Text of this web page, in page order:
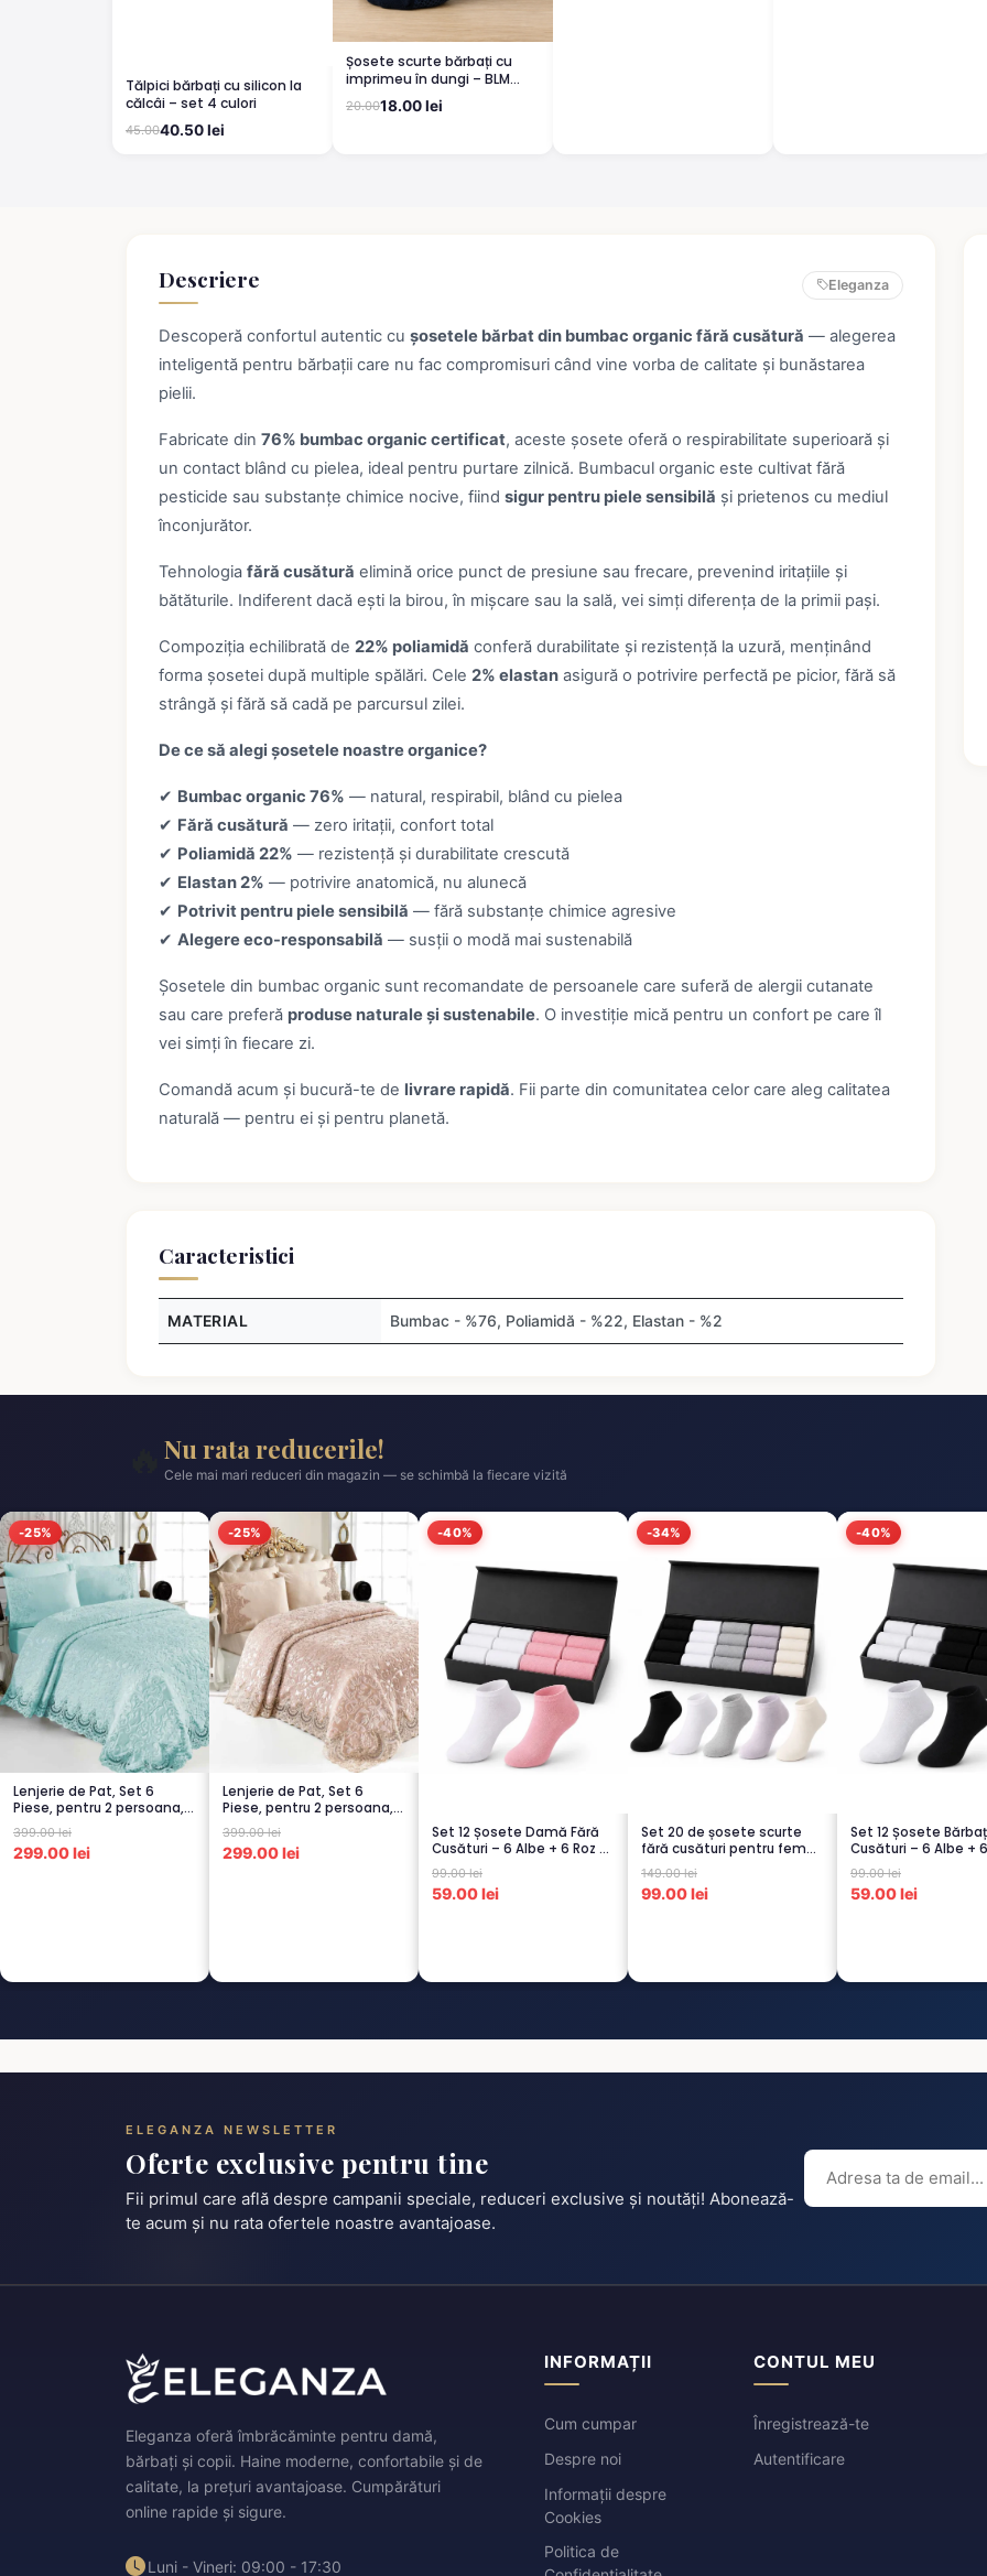
Tălpici bărbați cu silicon la
călcâi – set 4 culori
45.0040.50 lei
Șosete scurte bărbați cu
imprimeu în dungi – BLM
dungi ALBST
20.0018.00 lei
Descriere Eleganza
Descoperă confortul autentic cu șosetele bărbat din bumbac organic fără cusătură — alegerea
inteligentă pentru bărbații care nu fac compromisuri când vine vorba de calitate și bunăstarea
pielii.
Fabricate din 76% bumbac organic certificat, aceste șosete oferă o respirabilitate superioară și
un contact blând cu pielea, ideal pentru purtare zilnică. Bumbacul organic este cultivat fără
pesticide sau substanțe chimice nocive, fiind sigur pentru piele sensibilă și prietenos cu mediul
înconjurător.
Tehnologia fără cusătură elimină orice punct de presiune sau frecare, prevenind iritațiile și
bătăturile. Indiferent dacă ești la birou, în mișcare sau la sală, vei simți diferența de la primii pași.
Compoziția echilibrată de 22% poliamidă conferă durabilitate și rezistență la uzură, menținând
forma șosetei după multiple spălări. Cele 2% elastanasigură o potrivire perfectă pe picior, fără să
strângă și fără să cadă pe parcursul zilei.
De ce să alegi șosetele noastre organice?
✔ Bumbac organic 76% — natural, respirabil, blând cu pielea
✔ Fără cusătură — zero iritații, confort total
✔ Poliamidă 22% — rezistență și durabilitate crescută
✔ Elastan 2% — potrivire anatomică, nu alunecă
✔ Potrivit pentru piele sensibilă — fără substanțe chimice agresive
✔ Alegere eco-responsabilă — susții o modă mai sustenabilă
Șosetele din bumbac organic sunt recomandate de persoanele care suferă de alergii cutanate
sau care preferă produse naturale și sustenabile. O investiție mică pentru un confort pe care îl
vei simți în fiecare zi.
Comandă acum și bucură-te de livrare rapidă. Fii parte din comunitatea celor care aleg calitatea
naturală — pentru ei și pentru planetă.
Caracteristici
MATERIAL Bumbac - %76, Poliamidă - %22, Elastan - %2
Nu rata reducerile!
Cele mai mari reduceri din magazin — se schimbă la fiecare vizită
-25%
Lenjerie de Pat, Set 6
Piese, pentru 2 persoana,
TURCOA...
399.00 lei
299.00 lei
-25%
Lenjerie de Pat, Set 6
Piese, pentru 2 persoana,
CAPUCI...
399.00 lei
299.00 lei
-40%
Set 12 Șosete Damă Fără
Cusături – 6 Albe + 6 Roz –
Scu...
99.00 lei
59.00 lei
-34%
Set 20 de șosete scurte
fără cusături pentru femei
– 5...
149.00 lei
99.00 lei
-40%
Set 12 Șosete
Cusături – 6 Albe + 6
Negre...
99.00 lei
59.00 lei
ELEGANZA NEWSLETTER
Oferte exclusive pentru tine
Fii primul care află despre campanii speciale, reduceri exclusive și noutăți! Abonează-
te acum și nu rata ofertele noastre avantajoase.
Eleganza oferă îmbrăcăminte pentru damă,
bărbați și copii. Haine moderne, confortabile și de
calitate, la prețuri avantajoase. Cumpărături
online rapide și sigure.
Luni - Vineri: 09:00 - 17:30
INFORMAȚII
Cum cumpar
Despre noi
Informații despre
Cookies
Politica de
CONTUL MEU
Înregistrează-te
Autentificare